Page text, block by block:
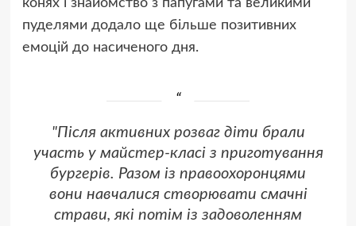
конях і знайомство з папугами та великими
пуделями додало ще більше позитивних
емоцій до насиченого дня.
"Після активних розваг діти брали
участь у майстер-класі з приготування
бургерів. Разом із правоохоронцями
вони навчалися створювати смачні
страви, які потім із задоволенням